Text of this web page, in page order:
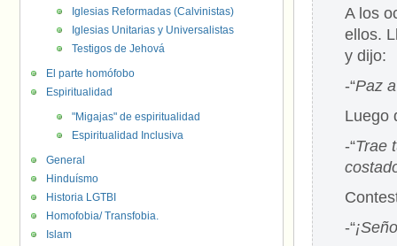
A los
ellos.
y dijo:
-“Paz
Luego
-“Trae
-“
Iglesias Reformadas (Calvinistas)
Iglesias Unitarias y Universalistas
Testigos de Jehová
El parte homófobo
Espiritualidad
"Migajas" de espiritualidad
Espiritualidad Inclusiva
General
Hinduísmo
Historia LGTBI
Homofobia/ Transfobia.
Islam